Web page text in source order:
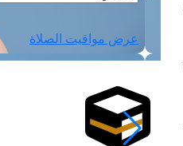
عرض مواقيت الصلاة